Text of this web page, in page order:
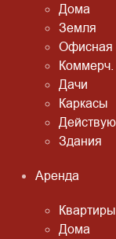
Дома
Земля
Офисная
Дачи
Каркасы
Здания
Аренда
Квартиры
Дома